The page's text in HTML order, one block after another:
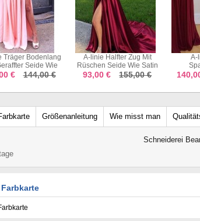
Halfter Zug Mit
Seide Wie Satin
JTC19673
€ 155,00 €
A-linie Chiffon
Spaghettiträger
Bodenlang Mit Perlen
140,00 € 202,00 €
Größenanleitung Wie misst man
Schneiderei